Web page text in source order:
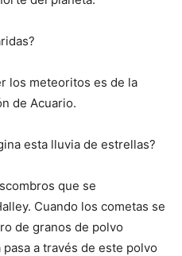
los meteoritos es de la
de Acuario.
esta lluvia de estrellas?
que se
Cuando los cometas se
de granos de polvo
a través de este polvo